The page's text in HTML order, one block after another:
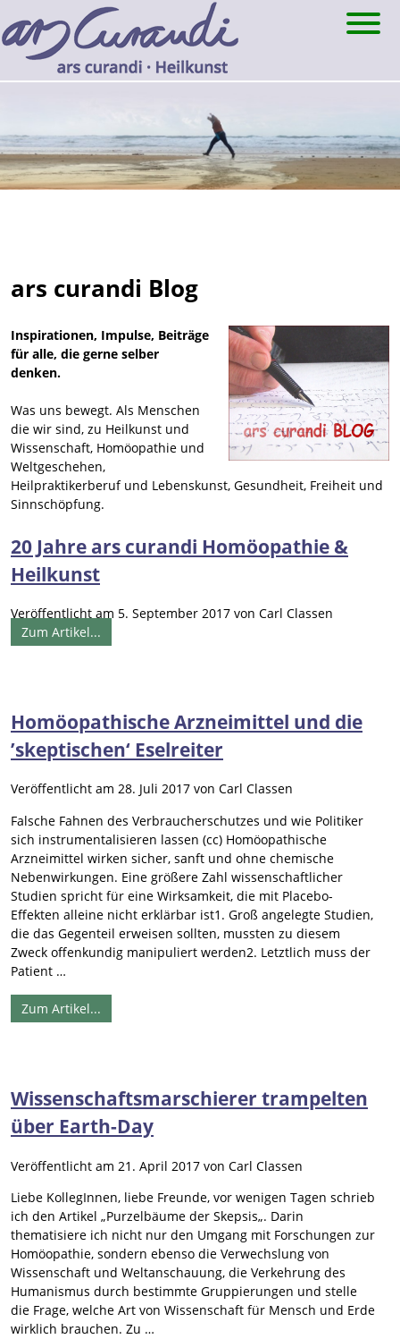
to
content
ars curandi Blog
Inspirationen, Impulse, Beiträge
für alle, die gerne selber
denken.
Was uns bewegt. Als Menschen
die wir sind, zu Heilkunst und
Wissenschaft, Homöopathie und
Weltgeschehen,
Heilpraktikerberuf und Lebenskunst, Gesundheit, Freiheit und
Sinnschöpfung.
20 Jahre ars curandi Homöopathie &
Heilkunst
Veröffentlicht am 5. September 2017 von Carl Classen
Zum Artikel...
Homöopathische Arzneimittel und die
’skeptischen‘ Eselreiter
Veröffentlicht am 28. Juli 2017 von Carl Classen
Falsche Fahnen des Verbraucherschutzes und wie Politiker
sich instrumentalisieren lassen (cc) Homöopathische
Arzneimittel wirken sicher, sanft und ohne chemische
Nebenwirkungen. Eine größere Zahl wissenschaftlicher
Studien spricht für eine Wirksamkeit, die mit Placebo-
Effekten alleine nicht erklärbar ist1. Groß angelegte Studien,
die das Gegenteil erweisen sollten, mussten zu diesem
Zweck offenkundig manipuliert werden2. Letztlich muss der
Patient …
Zum Artikel...
Wissenschaftsmarschierer trampelten
über Earth-Day
Veröffentlicht am 21. April 2017 von Carl Classen
Liebe KollegInnen, liebe Freunde, vor wenigen Tagen schrieb
ich den Artikel „Purzelbäume der Skepsis„. Darin
thematisiere ich nicht nur den Umgang mit Forschungen zur
Homöopathie, sondern ebenso die Verwechslung von
Wissenschaft und Weltanschauung, die Verkehrung des
Humanismus durch bestimmte Gruppierungen und stelle
die Frage, welche Art von Wissenschaft für Mensch und Erde
wirklich brauchen. Zu …